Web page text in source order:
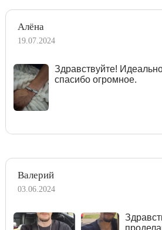
Алёна
19.07.2024
Здравствуйте!
спасибо огромное.
Валерий
03.06.2024